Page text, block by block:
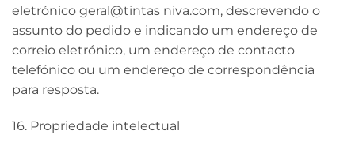
eletrónico geral@tintas niva.com, descrevendo o
assunto do pedido e indicando um endereço de
correio eletrónico, um endereço de contacto
telefónico ou um endereço de correspondência
para resposta.
16. Propriedade intelectual